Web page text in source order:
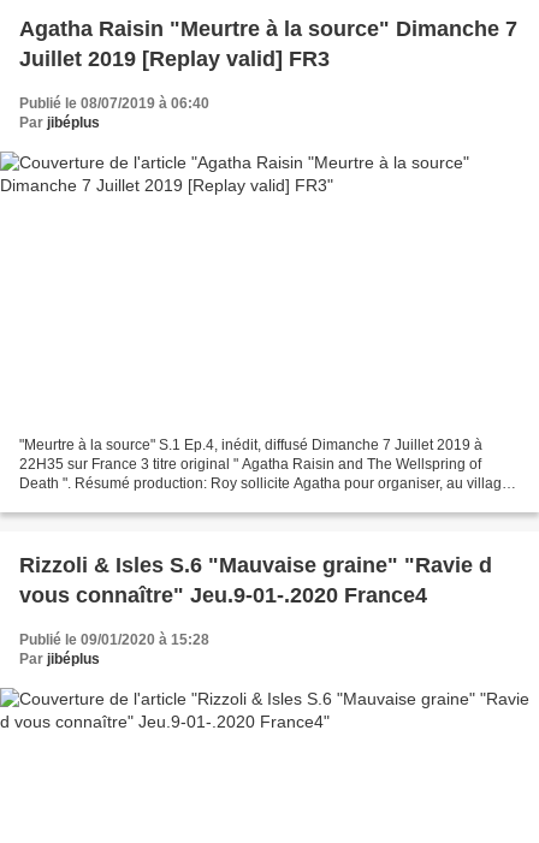
Agatha Raisin "Meurtre à la source" Dimanche 7
Juillet 2019 [Replay valid] FR3
Publié le 08/07/2019 à 06:40
Par jibéplus
"Meurtre à la source" S.1 Ep.4, inédit, diffusé Dimanche 7 Juillet 2019 à
22H35 sur France 3 titre original " Agatha Raisin and The Wellspring of
Death ". Résumé production: Roy sollicite Agatha pour organiser, au village
Rizzoli & Isles S.6 "Mauvaise graine" "Ravie d
vous connaître" Jeu.9-01-.2020 France4
Publié le 09/01/2020 à 15:28
Par jibéplus